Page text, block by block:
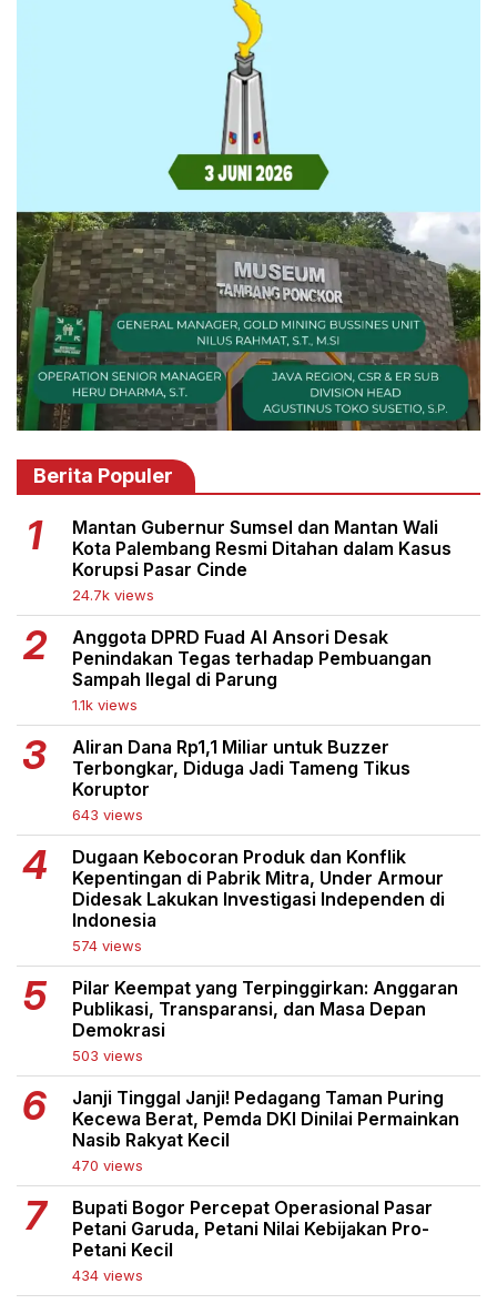
Berita Populer
Mantan Gubernur Sumsel dan Mantan Wali
Kota Palembang Resmi Ditahan dalam Kasus
Korupsi Pasar Cinde
24.7k views
Anggota DPRD Fuad Al Ansori Desak
Penindakan Tegas terhadap Pembuangan
Sampah Ilegal di Parung
1.1k views
Aliran Dana Rp1,1 Miliar untuk Buzzer
Terbongkar, Diduga Jadi Tameng Tikus
Koruptor
643 views
Dugaan Kebocoran Produk dan Konflik
Kepentingan di Pabrik Mitra, Under Armour
Didesak Lakukan Investigasi Independen di
Indonesia
574 views
Pilar Keempat yang Terpinggirkan: Anggaran
Publikasi, Transparansi, dan Masa Depan
Demokrasi
503 views
Janji Tinggal Janji! Pedagang Taman Puring
Kecewa Berat, Pemda DKI Dinilai Permainkan
Nasib Rakyat Kecil
470 views
Bupati Bogor Percepat Operasional Pasar
Petani Garuda, Petani Nilai Kebijakan Pro-
Petani Kecil
434 views